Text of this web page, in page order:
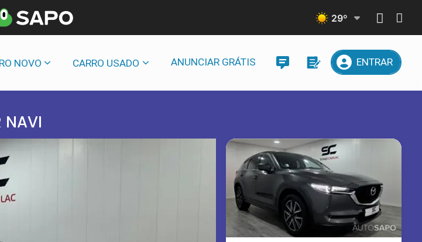
29º
NOVO CARRO USADO ANUNCIAR GRÁTIS ENTRAR
NAVI